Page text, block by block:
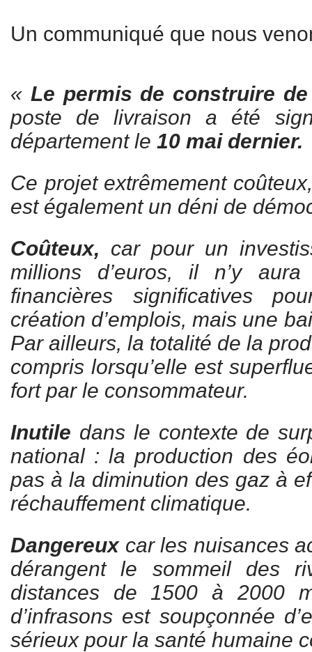
Un communiqué que nous
« Le permis de construire
poste de livraison a été
département le 10 mai dernier.
Ce projet extrêmement
est également un déni de
Coûteux, car pour un
millions d’euros, il n’y
financières significatives
création d’emplois, mais une
Par ailleurs, la totalité de la
compris lorsqu’elle est
fort par le consommateur.
Inutile dans le contexte de
national : la production des
pas à la diminution des gaz à
réchauffement climatique.
Dangereuxcar les nuisances
dérangent le sommeil des
distances de 1500 à 2000
d’infrasons est soupçonnée
sérieux pour la santé humaine